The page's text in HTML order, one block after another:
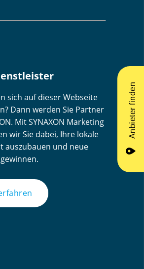
place
Anbieter finden
sich auf dieser Webseite
Dann werden Sie Partner
Mit SYNAXON Marketing
wir Sie dabei, Ihre lokale
auszubauen und neue